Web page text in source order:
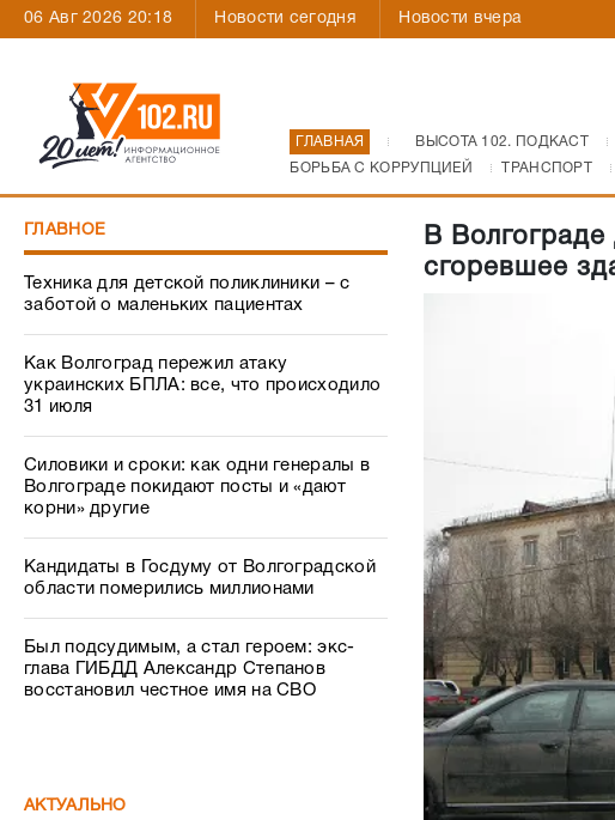
06 Авг 2026 20:18 Новости сегодня Новости вчера
ГЛАВНАЯ ВЫСОТА 102. ПОДКАСТ
БОРЬБА С КОРРУПЦИЕЙ
ТРАНСПОРТ
ГЛАВНОЕ
Техника для детской поликлиники – с
заботой о маленьких пациентах
Как Волгоград пережил атаку
украинских БПЛА: все, что происходило
31 июля
Силовики и сроки: как одни генералы в
Волгограде покидают посты и «дают
корни» другие
Кандидаты в Госдуму от Волгоградской
области померились миллионами
Был подсудимым, а стал героем: экс-
глава ГИБДД Александр Степанов
восстановил честное имя на СВО
АКТУАЛЬНО
В Волгограде
сгоревшее